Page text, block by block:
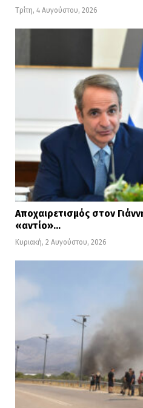
Τρίτη, 4 Αυγούστου, 2026
Αποχαιρετισμός στον
«αντίο»…
Κυριακή, 2 Αυγούστου, 2026